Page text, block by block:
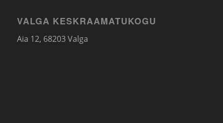
VALGA KESKRAAMATUKOGU
Aia 12, 68203 Valga